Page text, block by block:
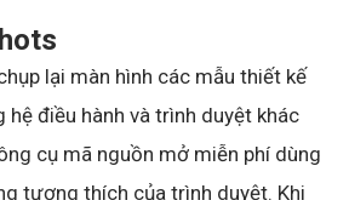
lại màn hình các mẫu thiết kế
điều hành và trình duyệt khác
cụ mã nguồn mở miễn phí dùng
tương thích của trình duyệt. Khi